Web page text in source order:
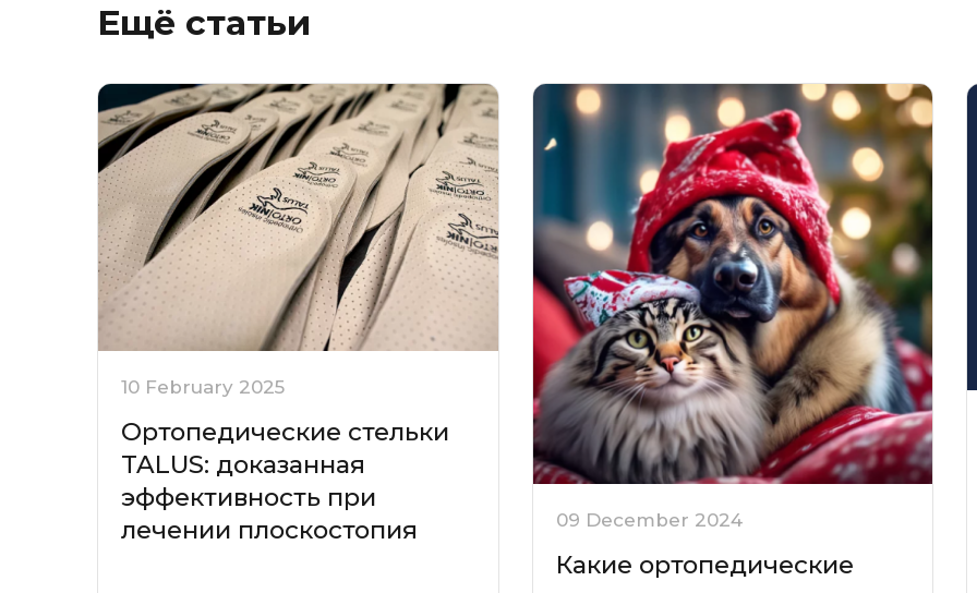
Ещё статьи
10 February 2025
Ортопедические стельки
TALUS: доказанная
эффективность при
лечении плоскостопия
09 December 2024
Какие ортопедические